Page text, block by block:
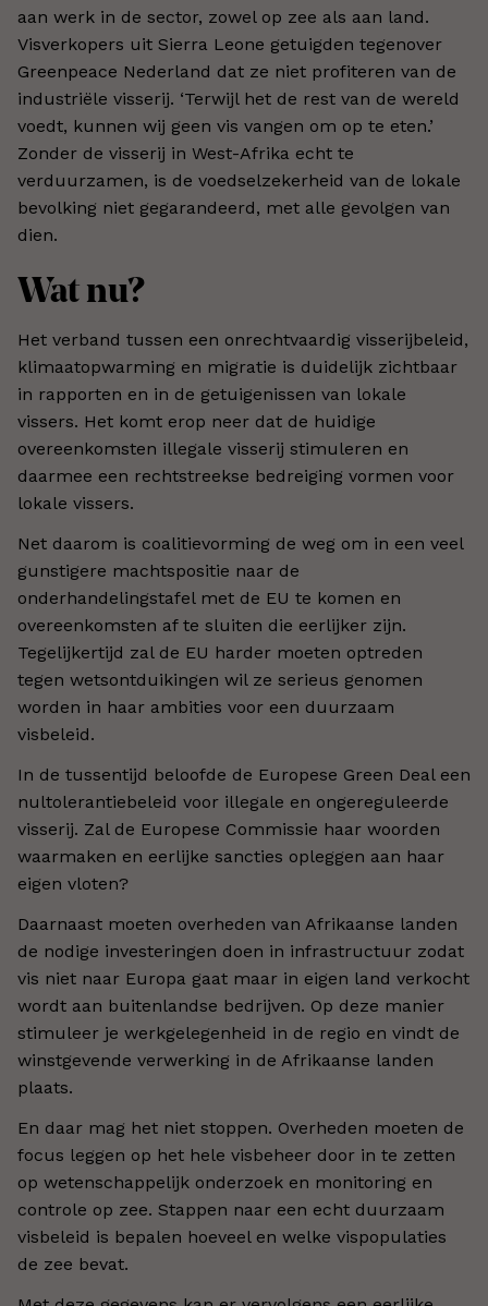
aan werk in de sector, zowel op zee als aan land.
Visverkopers uit Sierra Leone getuigden tegenover
Greenpeace Nederland dat ze niet profiteren van de
industriële visserij. ‘Terwijl het de rest van de wereld
voedt, kunnen wij geen vis vangen om op te eten.’
Zonder de visserij in West-Afrika echt te
verduurzamen, is de voedselzekerheid van de lokale
bevolking niet gegarandeerd, met alle gevolgen van
dien.
Wat nu?
Het verband tussen een onrechtvaardig visserijbeleid,
klimaatopwarming en migratie is duidelijk zichtbaar
in rapporten en in de getuigenissen van lokale
vissers. Het komt erop neer dat de huidige
overeenkomsten illegale visserij stimuleren en
daarmee een rechtstreekse bedreiging vormen voor
lokale vissers.
Net daarom is coalitievorming de weg om in een veel
gunstigere machtspositie naar de
onderhandelingstafel met de EU te komen en
overeenkomsten af te sluiten die eerlijker zijn.
Tegelijkertijd zal de EU harder moeten optreden
tegen wetsontduikingen wil ze serieus genomen
worden in haar ambities voor een duurzaam
visbeleid.
In de tussentijd beloofde de Europese Green Deal een
nultolerantiebeleid voor illegale en ongereguleerde
visserij. Zal de Europese Commissie haar woorden
waarmaken en eerlijke sancties opleggen aan haar
eigen vloten?
Daarnaast moeten overheden van Afrikaanse landen
de nodige investeringen doen in infrastructuur zodat
vis niet naar Europa gaat maar in eigen land verkocht
wordt aan buitenlandse bedrijven. Op deze manier
stimuleer je werkgelegenheid in de regio en vindt de
winstgevende verwerking in de Afrikaanse landen
plaats.
En daar mag het niet stoppen. Overheden moeten de
focus leggen op het hele visbeheer door in te zetten
op wetenschappelijk onderzoek en monitoring en
controle op zee. Stappen naar een echt duurzaam
visbeleid is bepalen hoeveel en welke vispopulaties
de zee bevat.